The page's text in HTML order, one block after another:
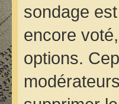
sondage
encore
options.